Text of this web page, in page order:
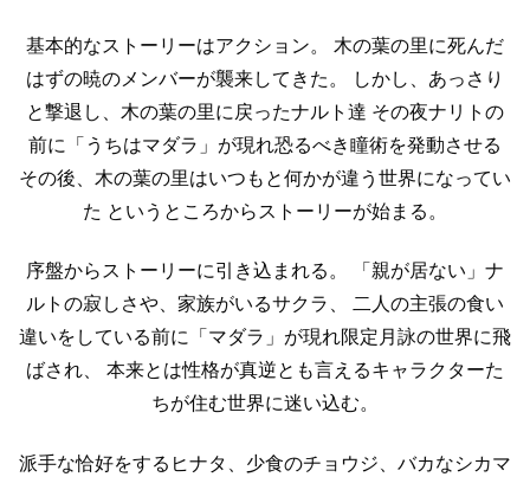
基本的なストーリーはアクション。
木の葉の里に死んだ
はずの暁のメンバーが襲来してきた。
しかし、あっさり
と撃退し、木の葉の里に戻ったナルト達 その夜ナリトの
前に「うちはマダラ」が現れ恐るべき瞳術を発動させる
その後、木の葉の里はいつもと何かが違う世界になってい
た というところからストーリーが始まる。
序盤からストーリーに引き込まれる。
「親が居ない」ナ
ルトの寂しさや、家族がいるサクラ、
二人の主張の食い
違いをしている前に「マダラ」が現れ限定月詠の世界に飛
ばされ、
本来とは性格が真逆とも言えるキャラクターた
ちが住む世界に迷い込む。
派手な恰好をするヒナタ、少食のチョウジ、バカなシカマ